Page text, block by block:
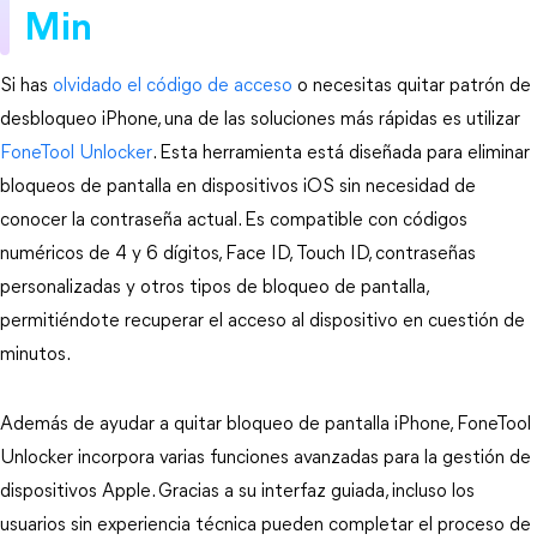
Min
Si has olvidado el código de acceso o necesitas quitar patrón de
desbloqueo iPhone, una de las soluciones más rápidas es utilizar
FoneTool Unlocker. Esta herramienta está diseñada para eliminar
bloqueos de pantalla en dispositivos iOS sin necesidad de
conocer la contraseña actual. Es compatible con códigos
numéricos de 4 y 6 dígitos, Face ID, Touch ID, contraseñas
personalizadas y otros tipos de bloqueo de pantalla,
permitiéndote recuperar el acceso al dispositivo en cuestión de
minutos.
Además de ayudar a quitar bloqueo de pantalla iPhone, FoneTool
Unlocker incorpora varias funciones avanzadas para la gestión de
dispositivos Apple. Gracias a su interfaz guiada, incluso los
usuarios sin experiencia técnica pueden completar el proceso de